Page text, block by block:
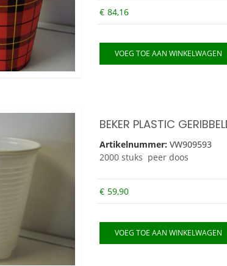
€ 84,16
VOEG TOE AAN WINKELWAGEN
BEKER PLASTIC
Artikelnummer: VW909593
2000 stuks peer doos
€ 59,90
VOEG TOE AAN WINKELWAGEN